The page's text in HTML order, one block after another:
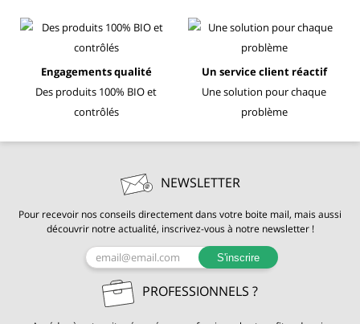
Engagements qualité
Des produits 100% BIO et
contrôlés
Un service client réactif
Une solution pour chaque
problème
NEWSLETTER
Pour recevoir nos conseils directement dans votre boite mail, mais aussi
découvrir notre actualité, inscrivez-vous à notre newsletter !
S'inscrire
PROFESSIONNELS ?